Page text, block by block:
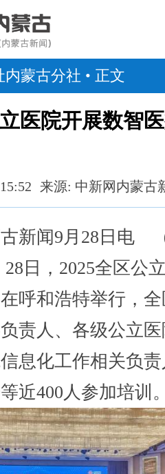
内蒙古分社 • 正文
医院开展数智
来源: 中新网内蒙古
闻9月28日电
日，2025全区公
呼和浩特举行，
责人、各级公立
息化工作相关负
近400人参加培训